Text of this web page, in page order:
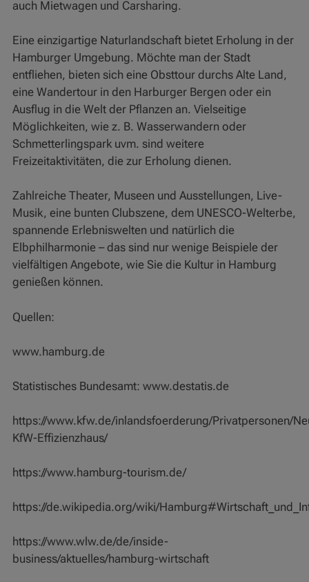
auch Mietwagen und Carsharing.
Eine einzigartige Naturlandschaft bietet Erholung in der
Hamburger Umgebung. Möchte man der Stadt
entfliehen, bieten sich eine Obsttour durchs Alte Land,
eine Wandertour in den Harburger Bergen oder ein
Ausflug in die Welt der Pflanzen an. Vielseitige
Möglichkeiten, wie z. B. Wasserwandern oder
Schmetterlingspark uvm. sind weitere
Freizeitaktivitäten, die zur Erholung dienen.
Zahlreiche Theater, Museen und Ausstellungen, Live-
Musik, eine bunten Clubszene, dem UNESCO-Welterbe,
spannende Erlebniswelten und natürlich die
Elbphilharmonie – das sind nur wenige Beispiele der
vielfältigen Angebote, wie Sie die Kultur in Hamburg
genießen können.
Quellen:
www.hamburg.de
Statistisches Bundesamt: www.destatis.de
https://www.kfw.de/inlandsfoerderung/Privatpersonen/
KfW-Effizienzhaus/
https://www.hamburg-tourism.de/
https://de.wikipedia.org/wiki/
https://www.wlw.de/de/inside-
business/aktuelles/hamburg-wirtschaft